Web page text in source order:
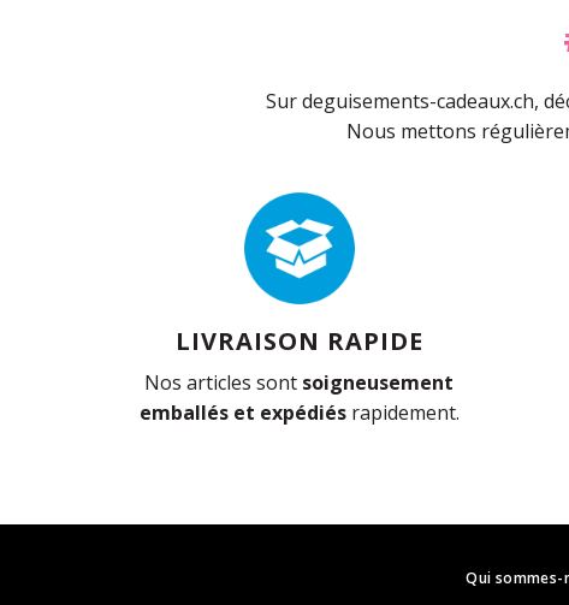
Sur deguisements-cadeaux.ch,
Nous mettons
LIVRAISON RAPIDE
Nos articles sont soigneusement
emballés et expédiésrapidement.
Qui sommes-